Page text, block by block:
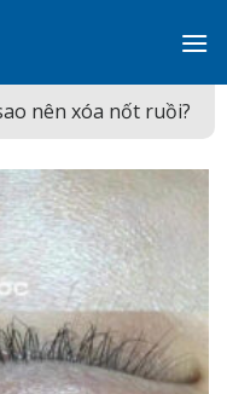
nên xóa nốt ruồi?